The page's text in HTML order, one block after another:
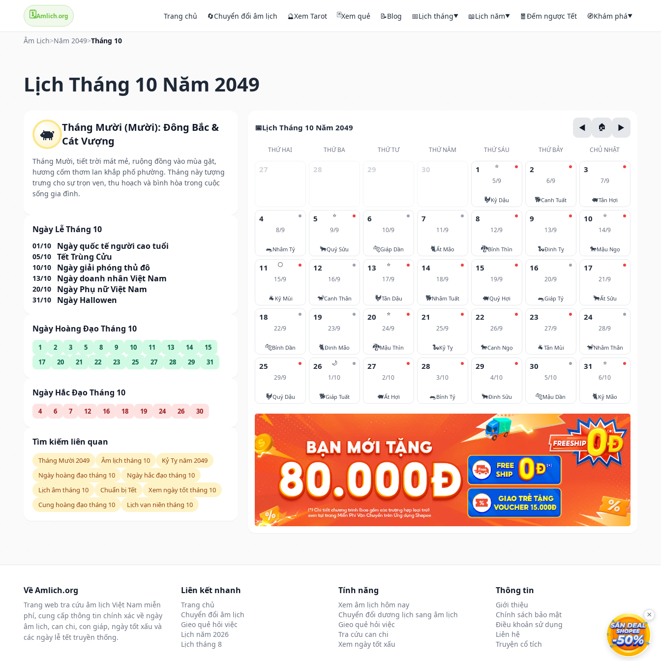
🗓️Amlich.org Trang chủ 🔄Chuyển đổi âm lịch 🔮Xem Tarot 🃏Xem quẻ 📝Blog 📅Lịch tháng▼ 📖Lịch năm▼ 🧧Đếm ngược Tết 🧭Khám phá▼
Âm Lịch>Năm 2049>Tháng 10
Lịch Tháng 10 Năm 2049
🐖 Tháng Mười (Mười): Đông Bắc &
Cát Vượng
Tháng Mười, tiết trời mát mẻ, ruộng đồng vào mùa gặt,
hương cốm thơm lan khắp phố phường. Tháng này tượng
trưng cho sự trọn vẹn, thu hoạch và bình hòa trong cuộc
sống gia đình.
Ngày Lễ Tháng 10
01/10 Ngày quốc tế người cao tuổi
05/10 Tết Trùng Cửu
10/10 Ngày giải phóng thủ đô
13/10 Ngày doanh nhân Việt Nam
20/10 Ngày Phụ nữ Việt Nam
31/10 Ngày Hallowen
Ngày Hoàng Đạo Tháng 10
1 2 3 5 8 9 10 11 13 14
15
17
20 21 22 23 25 27 28 29 31
Ngày Hắc Đạo Tháng 10
4 6 7 12 16 18 19 24 26 30
Tìm kiếm liên quan
Tháng Mười 2049 Âm lịch tháng 10
Kỷ Tỵ năm 2049
Ngày hoàng đạo tháng 10
Ngày hắc đạo tháng 10
Lịch âm tháng 10
Chuẩn bị Tết
Xem ngày tốt tháng 10
Cung hoàng đạo tháng 10
Lịch vạn niên tháng 10
Lịch Tháng 10 Năm 2049
THỨ HAI THỨ BA THỨ TƯ THỨ NĂM THỨ SÁU THỨ BẢY CHỦ NHẬT
27 28 29 30 ⭐
1
5/9
🐓Kỷ Dậu
2
6/9
🐕Canh Tuất
3
7/9
🐖Tân Hợi
4
8/9
🐀Nhâm Tý
⭐
5
9/9
🐂Quý Sửu
6
10/9
🐅Giáp Dần
7
11/9
🐈Ất Mão
8
12/9
🐉Bính Thìn
9
13/9
🐍Đinh Tỵ
⭐
10
14/9
🐎Mậu Ngọ
🌕
11
15/9
🐐 Kỷ Mùi
12
16/9
🐒Canh Thân
⭐
13
17/9
🐓Tân Dậu
14
18/9
🐕Nhâm Tuất
15
19/9
🐖Quý Hợi
16
20/9
🐀Giáp Tý
17
21/9
🐂Ất Sửu
18
22/9
🐅Bính Dần
19
23/9
🐈Đinh Mão
⭐
20
24/9
🐉Mậu Thìn
21
25/9
🐍Kỷ Tỵ
22
26/9
🐎Canh Ngọ
23
27/9
🐐Tân Mùi
24
28/9
🐒Nhâm Thân
25
29/9
🐓Quý Dậu
🌙
26
1/10
🐕Giáp Tuất
27
2/10
🐖Ất Hợi
28
3/10
🐀Bính Tý
29
4/10
🐂Đinh Sửu
30
5/10
🐅Mậu Dần
⭐
31
6/10
🐈Kỷ Mão
Về Amlich.org
Trang web tra cứu âm lịch Việt Nam miễn
phí, cung cấp thông tin chính xác về ngày
âm lịch, can chi, con giáp, ngày tốt xấu và
các ngày lễ tết truyền thống.
Liên kết nhanh
Trang chủ
Chuyển đổi âm lịch
Gieo quẻ hỏi việc
Lịch năm 2026
Lịch tháng 8
Tính năng
Xem âm lịch hôm nay
Chuyển đổi dương lịch sang âm lịch
Gieo quẻ hỏi việc
Tra cứu can chi
Xem ngày tốt xấu
Thông tin
Giới thiệu
Chính sách bảo mật
Điều khoản sử dụng
Liên hệ
Truyện cổ tích
×